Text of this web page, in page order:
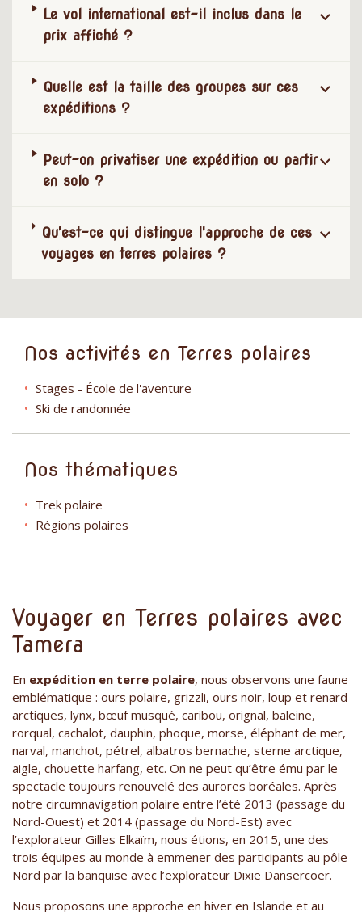
Le vol international est-il inclus dans le
prix affiché ?
Quelle est la taille des groupes sur ces
expéditions ?
Peut-on privatiser une expédition ou partir
en solo ?
Qu'est-ce qui distingue l'approche de ces
voyages en terres polaires ?
Nos activités en Terres polaires
Stages - École de l'aventure
Ski de randonnée
Nos thématiques
Trek polaire
Régions polaires
Voyager en Terres polaires avec
Tamera
En expédition en terre polaire, nous observons une faune
emblématique : ours polaire, grizzli, ours noir, loup et renard
arctiques, lynx, bœuf musqué, caribou, orignal, baleine,
rorqual, cachalot, dauphin, phoque, morse, éléphant de mer,
narval, manchot, pétrel, albatros bernache, sterne arctique,
aigle, chouette harfang, etc. On ne peut qu’être ému par le
spectacle toujours renouvelé des aurores boréales. Après
notre circumnavigation polaire entre l’été 2013 (passage du
Nord-Ouest) et 2014 (passage du Nord-Est) avec
l’explorateur Gilles Elkaïm, nous étions, en 2015, une des
trois équipes au monde à emmener des participants au pôle
Nord par la banquise avec l’explorateur Dixie Dansercoer.
Nous proposons une approche en hiver en Islande et au